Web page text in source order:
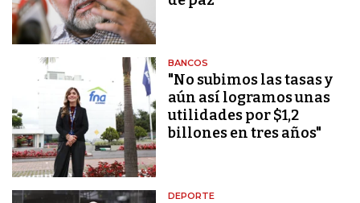
BANCOS
"No subimos las tasas y
aún así logramos unas
utilidades por $1,2
billones en tres años"
DEPORTE